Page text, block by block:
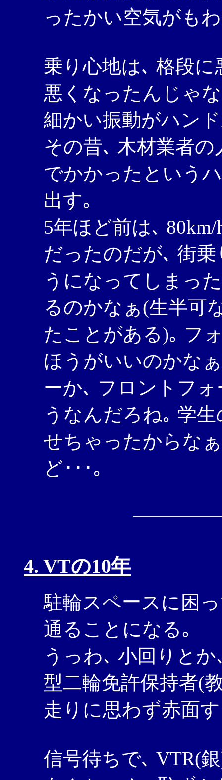
ったかい空気がも
乗り心地は､ 格段
悪くなったんじゃ
細かい振動がハン
その昔､ 木材業者
でかかったという
出す｡
5年ほど前は､
だったのだが､ 街
うになってしまっ
るのかなぁ(生半可
たことがある)｡ フ
ほうがいいのかな
ーか､ フロントフ
うなんだろね｡ 学
せちゃったからな
ど･･･｡
4. VTの10年
駐輪スペースに困
通ることになる｡
うっわ､ 小回りと
型二輪免許保持者(
走りに思わず赤面
信号待ちで､ VTR(